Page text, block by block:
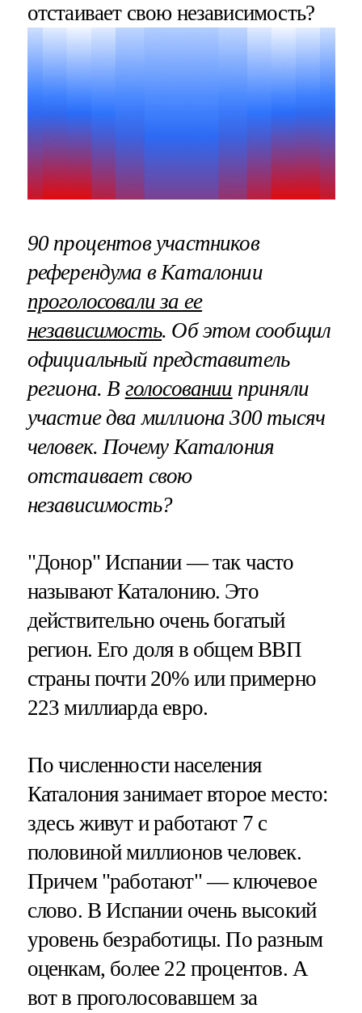
отстаивает свою независимость?
90 процентов участников
референдума в Каталонии
проголосовали за ее
независимость. Об этом сообщил
официальный представитель
региона. В голосовании приняли
участие два миллиона 300 тысяч
человек. Почему Каталония
отстаивает свою
независимость?
"Донор" Испании — так часто
называют Каталонию. Это
действительно очень богатый
регион. Его доля в общем ВВП
страны почти 20% или примерно
223 миллиарда евро.
По численности населения
Каталония занимает второе место:
здесь живут и работают 7 с
половиной миллионов человек.
Причем "работают" — ключевое
слово. В Испании очень высокий
уровень безработицы. По разным
оценкам, более 22 процентов. А
вот в проголосовавшем за